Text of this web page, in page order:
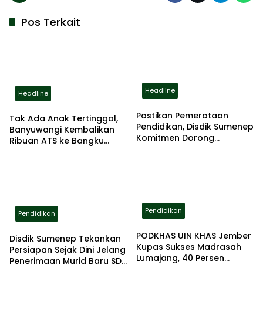
Pos Terkait
Headline
Tak Ada Anak Tertinggal,
Banyuwangi Kembalikan
Ribuan ATS ke Bangku
Headline
Pastikan Pemerataan
Pendidikan, Disdik Sumenep
Komitmen Dorong
Pendidikan
Disdik Sumenep Tekankan
Persiapan Sejak Dini Jelang
Penerimaan Murid Baru SD
Pendidikan
PODKHAS UIN KHAS Jember
Kupas Sukses Madrasah
Lumajang, 40 Persen